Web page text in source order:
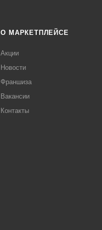
О МАРКЕТПЛЕЙСЕ
Акции
Новости
Франшиза
Вакансии
Контакты